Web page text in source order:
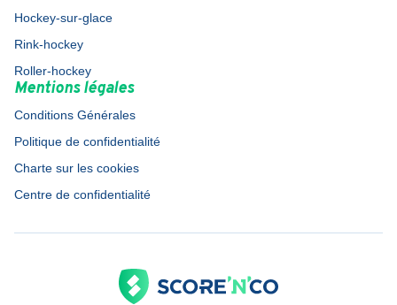
Hockey-sur-glace
Rink-hockey
Roller-hockey
Mentions légales
Conditions Générales
Politique de confidentialité
Charte sur les cookies
Centre de confidentialité